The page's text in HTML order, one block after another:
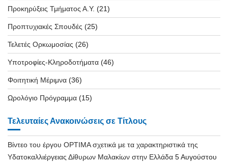
Προκηρύξεις Τμήματος Α.Υ. (21)
Προπτυχιακές Σπουδές (25)
Τελετές Ορκωμοσίας (26)
Υποτροφίες-Κληροδοτήματα (46)
Φοιτητική Μέριμνα (36)
Ωρολόγιο Πρόγραμμα (15)
Τελευταίες Ανακοινώσεις σε Τίτλους
Βίντεο του έργου OPTIMA σχετικά με τα χαρακτηριστικά της
Υδατοκαλλιέργειας Δίθυρων Μαλακίων στην Ελλάδα 5 Αυγούστου